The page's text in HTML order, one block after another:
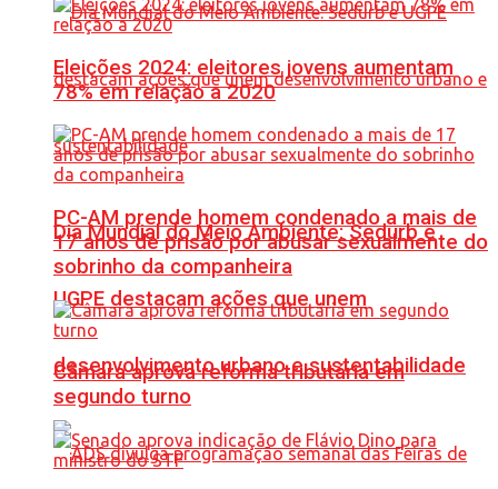
Dia Mundial do Meio Ambiente: Sedurb e
UGPE destacam ações que unem
desenvolvimento urbano e sustentabilidade
Eleições 2024: eleitores jovens aumentam
78% em relação a 2020
PC-AM prende homem condenado a mais de
17 anos de prisão por abusar sexualmente do
sobrinho da companheira
Câmara aprova reforma tributária em
segundo turno